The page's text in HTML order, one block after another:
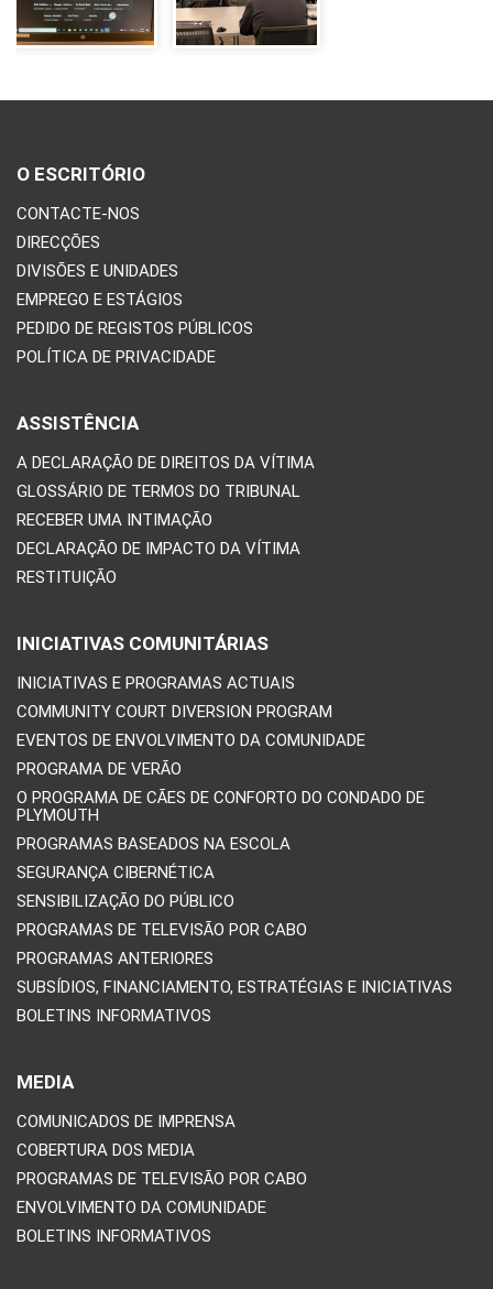
O ESCRITÓRIO
CONTACTE-NOS
DIRECÇÕES
DIVISÕES E UNIDADES
EMPREGO E ESTÁGIOS
PEDIDO DE REGISTOS PÚBLICOS
POLÍTICA DE PRIVACIDADE
ASSISTÊNCIA
A DECLARAÇÃO DE DIREITOS DA VÍTIMA
GLOSSÁRIO DE TERMOS DO TRIBUNAL
RECEBER UMA INTIMAÇÃO
DECLARAÇÃO DE IMPACTO DA VÍTIMA
RESTITUIÇÃO
INICIATIVAS COMUNITÁRIAS
INICIATIVAS E PROGRAMAS ACTUAIS
COMMUNITY COURT DIVERSION PROGRAM
EVENTOS DE ENVOLVIMENTO DA COMUNIDADE
PROGRAMA DE VERÃO
O PROGRAMA DE CÃES DE CONFORTO DO CONDADO DE
PLYMOUTH
PROGRAMAS BASEADOS NA ESCOLA
SEGURANÇA CIBERNÉTICA
SENSIBILIZAÇÃO DO PÚBLICO
PROGRAMAS DE TELEVISÃO POR CABO
PROGRAMAS ANTERIORES
SUBSÍDIOS, FINANCIAMENTO, ESTRATÉGIAS E INICIATIVAS
BOLETINS INFORMATIVOS
MEDIA
COMUNICADOS DE IMPRENSA
COBERTURA DOS MEDIA
PROGRAMAS DE TELEVISÃO POR CABO
ENVOLVIMENTO DA COMUNIDADE
BOLETINS INFORMATIVOS